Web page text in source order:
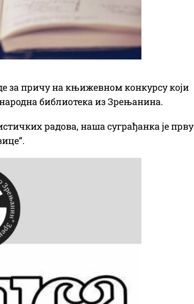
за причу на књижевном конкурсу који
народна библиотека из Зрењанина.
радова, наша суграђанка је прву